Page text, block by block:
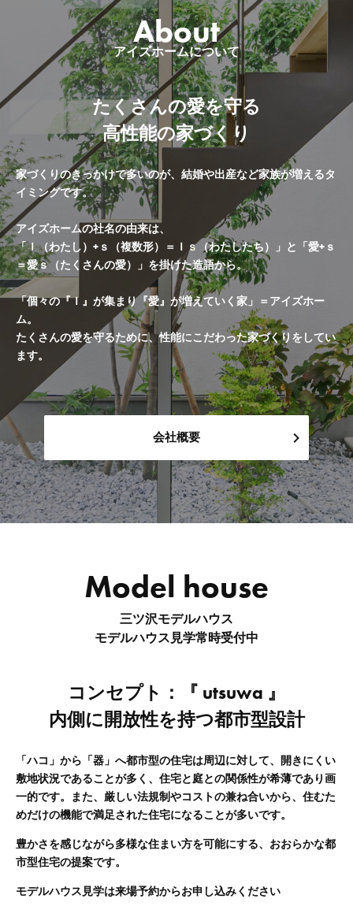
About
アイズホームについて
たくさんの愛を守る
高性能の家づくり
家づくりのきっかけで多いのが、結婚や出産など家族が増えるタ
イミングです。
アイズホームの社名の由来は、
「Ｉ（わたし）+ｓ（複数形）＝Ｉｓ（わたしたち）」と「愛+ｓ
＝愛ｓ（たくさんの愛）」を掛けた造語から。
「個々の『Ｉ』が集まり『愛』が増えていく家」＝アイズホー
ム。
たくさんの愛を守るために、性能にこだわった家づくりをしてい
ます。
会社概要
Model house
三ツ沢モデルハウス
モデルハウス見学常時受付中
コンセプト：『 utsuwa 』
内側に開放性を持つ都市型設計
「ハコ」から「器」へ都市型の住宅は周辺に対して、開きにくい
敷地状況であることが多く、住宅と庭との関係性が希薄であり画
一的です。また、厳しい法規制やコストの兼ね合いから、住むた
めだけの機能で満足された住宅になることが多いです。
豊かさを感じながら多様な住まい方を可能にする、おおらかな都
市型住宅の提案です。
モデルハウス見学は来場予約からお申し込みください